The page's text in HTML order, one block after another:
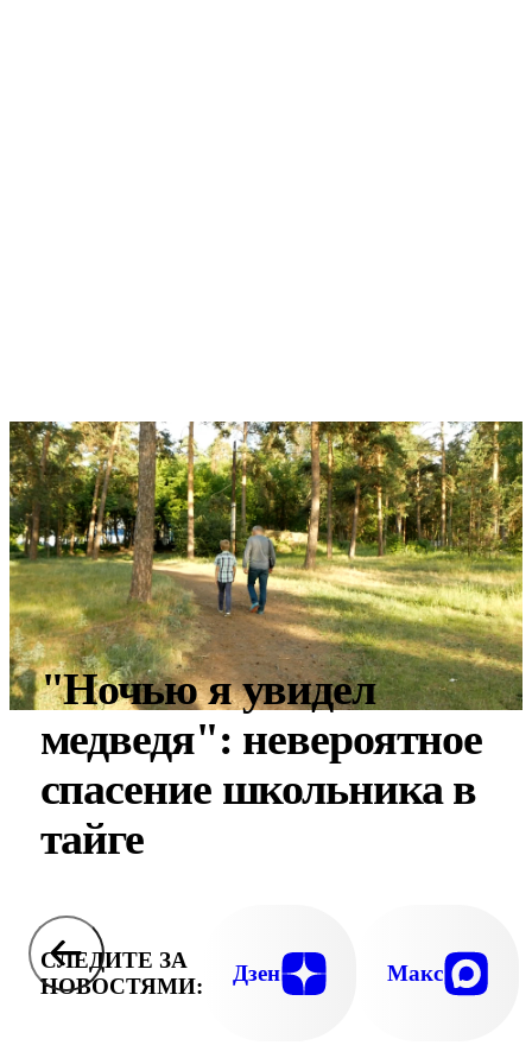
"Ночью я увидел
медведя": невероятное
спасение школьника в
тайге
СЛЕДИТЕ ЗА
НОВОСТЯМИ:
Дзен Макс